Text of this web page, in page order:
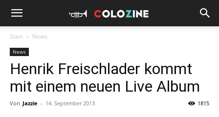
Start News
News
Henrik Freischlader kommt
mit einem neuen Live Album
Von Jazzie - 14. September 2013 1815